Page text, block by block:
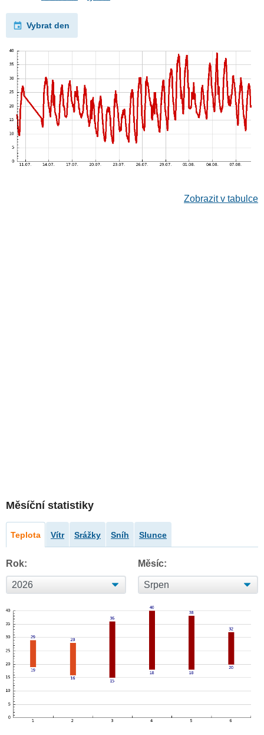
Vybrat den
Zobrazit v tabulce
Měsíční statistiky
Teplota Vítr Srážky Sníh Slunce
Rok: Měsíc: